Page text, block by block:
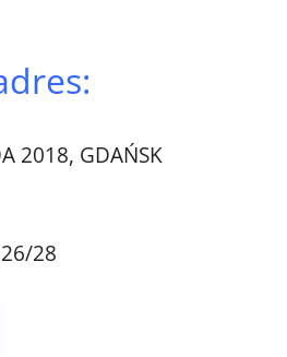
2018, GDAŃSK
28